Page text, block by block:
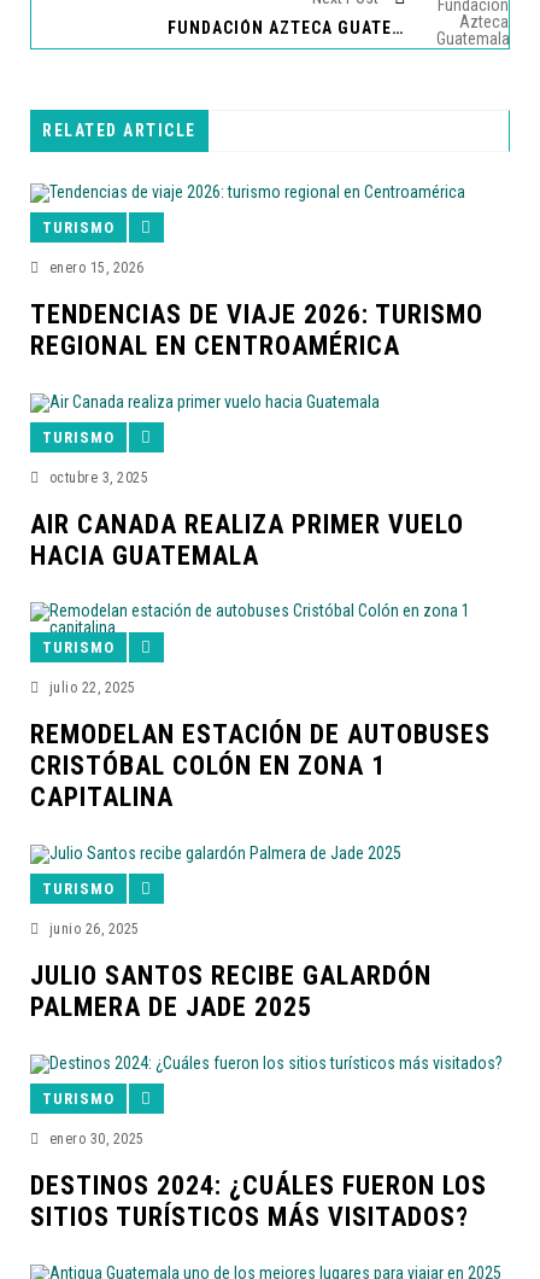
FUNDACIÓN AZTECA GUATEMALA RECONOCE EL TALENTO ARTÍSTICO DE NIÑOS Y JÓVENES
RELATED ARTICLE
TURISMO
enero 15, 2026
TENDENCIAS DE VIAJE 2026: TURISMO
REGIONAL EN CENTROAMÉRICA
TURISMO
octubre 3, 2025
AIR CANADA REALIZA PRIMER VUELO
HACIA GUATEMALA
TURISMO
julio 22, 2025
REMODELAN ESTACIÓN DE AUTOBUSES
CRISTÓBAL COLÓN EN ZONA 1
CAPITALINA
TURISMO
junio 26, 2025
JULIO SANTOS RECIBE GALARDÓN
PALMERA DE JADE 2025
TURISMO
enero 30, 2025
DESTINOS 2024: ¿CUÁLES FUERON LOS
SITIOS TURÍSTICOS MÁS VISITADOS?